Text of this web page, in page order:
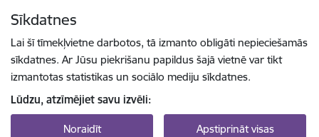
Sīkdatnes
Lai šī tīmekļvietne darbotos, tā izmanto obligāti nepieciešamās
sīkdatnes. Ar Jūsu piekrišanu papildus šajā vietnē var tikt
izmantotas statistikas un sociālo mediju sīkdatnes.
Lūdzu, atzīmējiet savu izvēli:
Noraidīt Apstiprināt visas